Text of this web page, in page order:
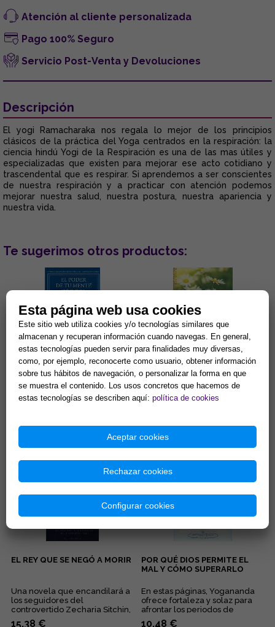
Atención al cliente personalizada
Pago 100% Seguro
Servicio Post-Venta y Devoluciones
Descripción
El yogi Ramacharaka nos regala lo mejor de los principios
clásicos de la práctica del Yoga centrados en la respiración: la
ciencia hindú Yogi de la Respiración es una de las mas útiles y
especializadas que existen para mejorar ese acto cotidiano y
trascendental que es respirar. Si aprendemos a ser conscientes
de nuestra respiración y a practicar con atención podemos
mejorar nuestra salud, nuestra postura, nuestra apariencia y
nuestra vida.
Te sugerimos otros productos:
EL PODER DE TU MENTE
CÓSMICA Y SUS
SORPRENDENTES LEYES
La fe, la sanación, el contacto
algunas de las quin...
13,46 €
Comprar
ALEGRÍA
Esta deliciosa colección de
de Elizabeth Clare Pro...
8,65 €
Comprar
EL REY QUE SE NEGÓ A MORIR
Una novela que encandilará a
los seguidores del
controvertido Zecharia Sitchin,
pues en ella combina sus
15,38 €
POR QUÉ DIOS PERMITE EL
MAL Y CÓMO SUPERARLO
En estas páginas, Yogananda
ofrece fortaleza y solaz para
afrontar los periodos de
adversidad al esclarecer lo...
10,48 €
Esta página web usa cookies
Este sitio web utiliza cookies y/o tecnologías similares que
almacenan y recuperan información cuando navegas. En general,
estas tecnologías pueden servir para finalidades muy diversas,
como, por ejemplo, reconocerte como usuario, obtener información
sobre tus hábitos de navegación, o personalizar la forma en que
se muestra el contenido. Los usos concretos que hacemos de
estas tecnologías se describen aquí: política de cookies
Aceptar cookies
Rechazar cookies
Configurar cookies